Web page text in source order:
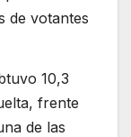
de votantes
10,3
frente
de las